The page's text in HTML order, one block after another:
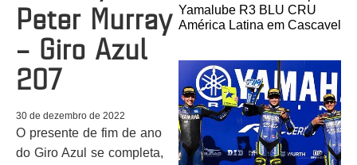
Peter Murray
– Giro Azul
207
30 de dezembro de 2022
O presente de fim de ano
do Giro Azul se completa,
Yamalube R3 BLU CRU
América Latina em Cascavel